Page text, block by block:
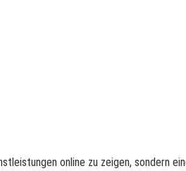
online zu zeigen, sondern